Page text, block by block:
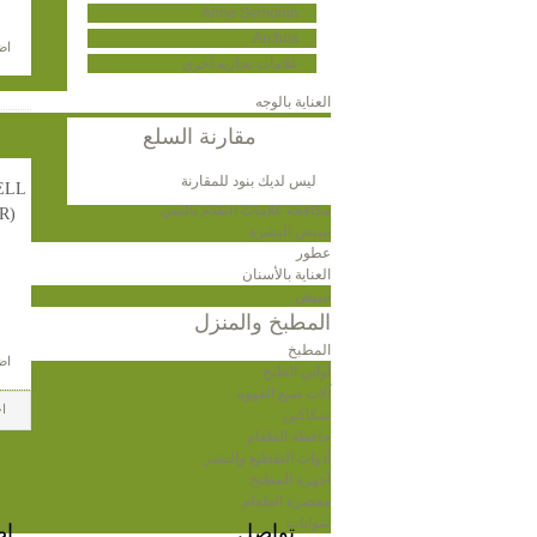
علاجات
أدوات تصفيف الشعر
صبغة الشعر
العناية بالوجه
تكنولوجيا الجمال الحديثة
مرطب
مكافحة علامات التقدم بالسن
تبييض البشرة
عطور
العناية بالأسنان
تبييض
المطبخ والمنزل
المطبخ
أواني الطبخ
آلات صنع القهوه
سكاكين
حافظة الطعام
أدوات التقطيع والبشر
أجهزة المطبخ
محضرة الطعام
شوايات
Anne Semonin
Archos
علامات تجاريه أخرى
مقارنة السلع
ليس لديك بنود للمقارنة
تواصل